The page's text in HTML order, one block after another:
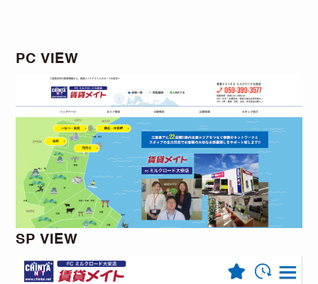
PC VIEW
SP VIEW